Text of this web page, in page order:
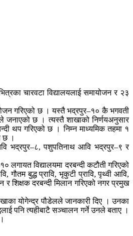
चारवटा विद्यालयलाई समायोजन र २३
गरिएको छ । यस्तै भद्रपुर–१० कै भगवती
जनाएको छ । त्यस्तै शाखाको निर्णयअनुसार
थप गरिएको छ । निम्न माध्यमिक तहमा १
छ ।
भद्रपुर–८, पशुपतिनाथ आवि भद्रपुर–९ र
लगायत विद्यालयमा दरबन्दी कटौती गरिएको
गौतम बुद्ध प्रावि, भृकुटी प्रावि, पृथ्वी आवि,
शिक्षक दरबन्दी मिलान गरिएको नगर प्रमुख
योगेन्द्र पौडेलले जानकारी दिए । उनका
पनि त्यहीबाटै सञ्चालन गर्ने उनले बताए ।